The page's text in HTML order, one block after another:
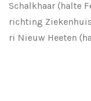
Schalkhaar (halte
richting
ri Nieuw Heeten